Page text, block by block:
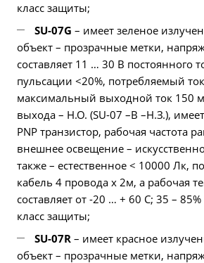
класс защиты;
SU-07G – имеет зеленое
объект – прозрачные метки,
составляет 11 … 30 В постоянного
пульсации <20%, потребляемый
максимальный выходной ток 150
выхода – Н.О. (SU-07 –В –Н.З.),
PNP транзистор, рабочая частота
внешнее освещение –
также – естественное < 10000 Лк,
кабель 4 провода х 2м, а рабочая
составляет от -20 … + 60 С; 35 –
класс защиты;
SU-07R – имеет красное
объект – прозрачные метки,